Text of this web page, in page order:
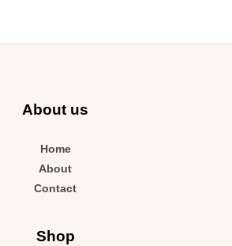
About us
Home
About
Contact
Shop